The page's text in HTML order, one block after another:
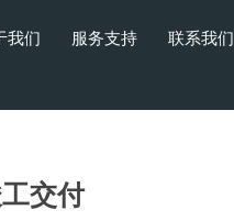
我们 服务支持 联系我们
交付